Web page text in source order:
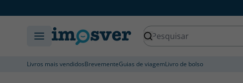
Livros mais vendidosBrevementeGuias de viagemLivro de bolso